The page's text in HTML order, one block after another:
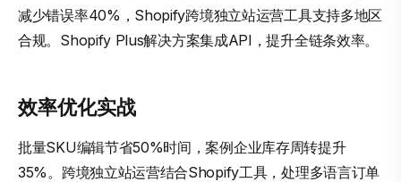
减少错误率40%，Shopify跨境独立站运营工具支持多地区
合规。Shopify Plus解决方案集成API，提升全链条效率。
效率优化实战
批量SKU编辑节省50%时间，案例企业库存周转提升
35%。跨境独立站运营结合Shopify工具，处理多语言订单